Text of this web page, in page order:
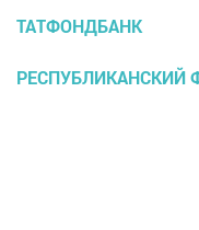
ТАТФОНДБАНК